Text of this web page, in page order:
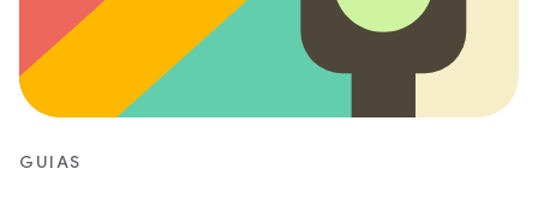
GUIAS